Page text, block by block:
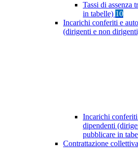
Tassi di assenza
in tabelle) 10
Incarichi conferiti e
(dirigenti e non
Incarichi
dipendenti
pubblicare in
Contrattazione collettiva